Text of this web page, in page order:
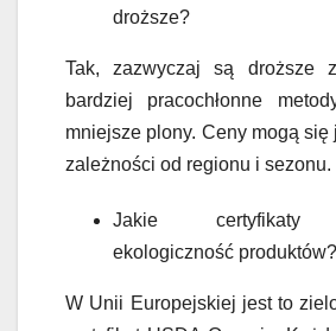
droższe?
Tak, zazwyczaj są droższe
bardziej pracochłonne
mniejsze plony. Ceny mogą
zależności od regionu i sezonu.
Jakie certyfikaty
ekologiczność produktów?
W Unii Europejskiej jest to